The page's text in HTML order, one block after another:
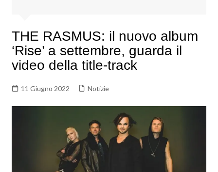
THE RASMUS: il nuovo album
‘Rise’ a settembre, guarda il
video della title-track
11 Giugno 2022 Notizie